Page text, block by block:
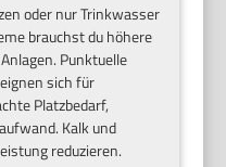
oder nur Trinkwasser
brauchst du höhere
Punktuelle
sich für
Platzbedarf,
Kalk und
reduzieren.